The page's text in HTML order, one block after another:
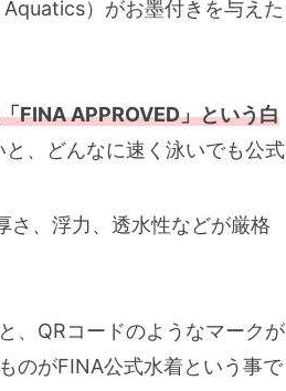
）がお墨付きを与えた
FINA APPROVED」という白
、どんなに速く泳いでも公式
さ、浮力、透水性などが厳格
、QRコードのようなマークが
のがFINA公式水着という事で